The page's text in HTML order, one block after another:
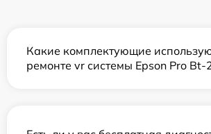
Какие комплектующие
ремонте vr системы Epson Pro Bt-